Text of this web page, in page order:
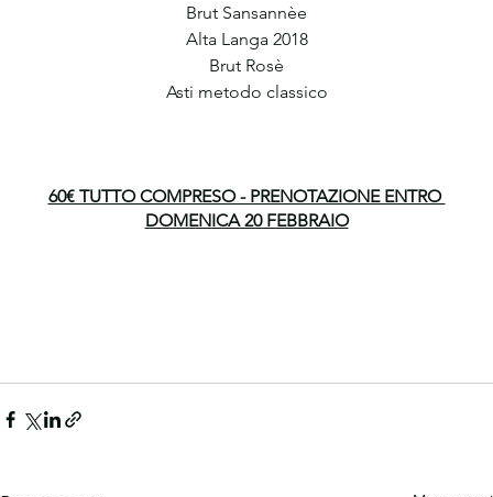
Brut Sansannèe
Alta Langa 2018
Brut Rosè
Asti metodo classico
60€ TUTTO COMPRESO - PRENOTAZIONE ENTRO
DOMENICA 20 FEBBRAIO